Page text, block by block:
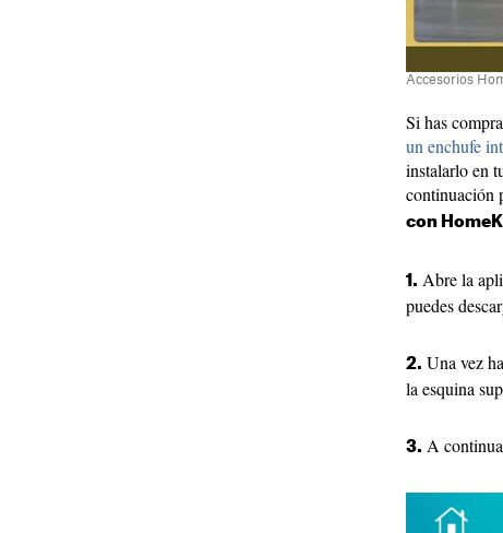
Accesorios
Si has
un enchufe
instalarlo en
continuación
con
1. Abre la
puedes
2. Una vez
la esquina
3. A